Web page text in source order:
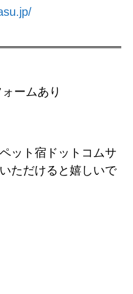
ームあり
ット宿ドットコムサ
ただけると嬉しいで